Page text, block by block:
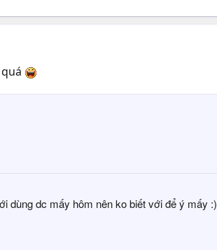
dùng dc mấy hôm nên ko biết với để ý mấy :)